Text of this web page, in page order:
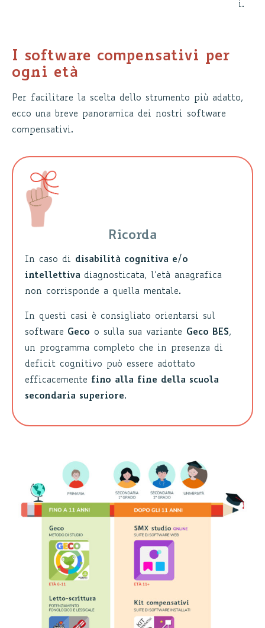
i.
I software compensativi per
ogni età
Per facilitare la scelta dello strumento più adatto,
ecco una breve panoramica dei nostri software
compensativi.
Ricorda
In caso di disabilità cognitiva e/o
intellettiva diagnosticata, l’età anagrafica
non corrisponde a quella mentale.
In questi casi è consigliato orientarsi sul
software Geco o sulla sua variante Geco BES,
un programma completo che in presenza di
deficit cognitivo può essere adottato
efficacemente fino alla fine della scuola
secondaria superiore.